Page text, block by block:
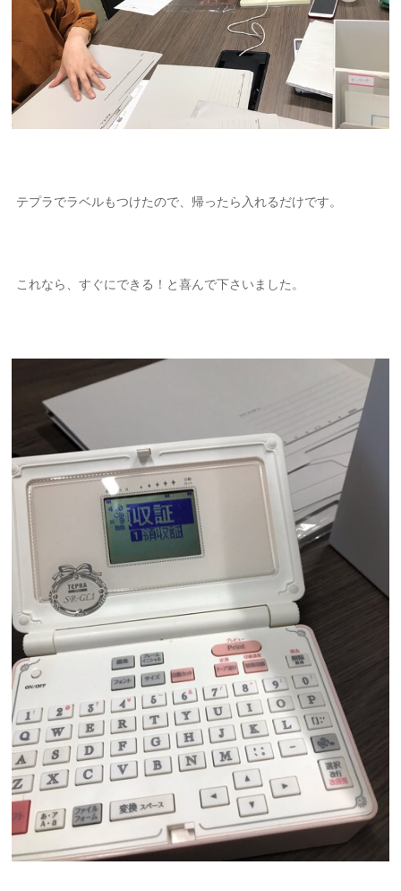
テプラでラベルもつけたので、帰ったら入れるだけです。
これなら、すぐにできる！と喜んで下さいました。